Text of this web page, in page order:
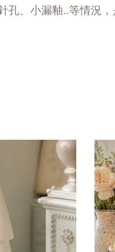
、小漏釉..等情況